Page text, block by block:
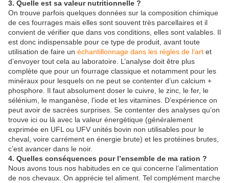
3. Quelle est sa valeur nutritionnelle ?
On trouve parfois quelques données sur la composition chimique
de ces fourrages mais elles sont souvent très parcellaires et il
convient de vérifier que dans vos conditions, elles sont valables. Il
est donc indispensable pour ce type de produit, avant toute
utilisation de faire un échantillonnage dans les règles de l’art et
d’envoyer tout cela au laboratoire. L’analyse doit être plus
complète que pour un fourrage classique et notamment pour les
minéraux pour lesquels on ne peut se contenter d’un calcium +
phosphore. Il faut absolument doser le cuivre, le zinc, le fer, le
sélénium, le manganèse, l’iode et les vitamines. D’expérience on
peut avoir de sacrées surprises. Se contenter des analyses qu’on
trouve ici ou là avec la valeur énergétique (généralement
exprimée en UFL ou UFV unités bovin non utilisables pour le
cheval, voire carrément en énergie brute) et les protéines brutes,
c’est avancer dans le noir.
4. Quelles conséquences pour l’ensemble de ma ration ?
Nous avons tous nos habitudes en ce qui concerne l’alimentation
de nos chevaux. On apprécie tel aliment. Tel complément marche